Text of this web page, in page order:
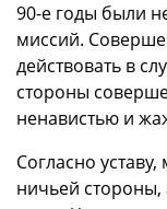
90-е годы были
миссий.
действовать в
стороны
ненавистью и
Согласно
ничьей стороны,